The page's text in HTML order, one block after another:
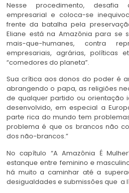
Nesse procedimento, desafia
empresarial e coloca-se
frente da batalha pela
Eliane está na Amazônia para se
mais-que-humanes, contra
empresariais, agrárias, políticas
“comedores do planeta”.
Sua crítica aos donos do poder é
abrangendo o papa, as religiões
de qualquer partido ou orientação
desenvolvido, em especial a
parte rica do mundo tem
problema é que os brancos não
dos não-brancos.”
No capítulo “A Amazônia É
estanque entre feminino e
há muito a caminhar até a
desigualdades e submissões que a